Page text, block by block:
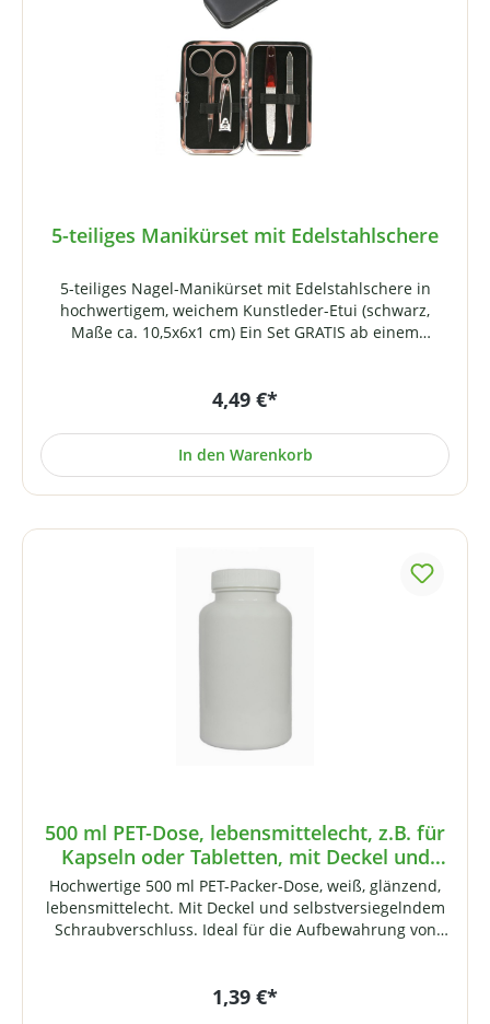
5-teiliges Manikürset mit Edelstahlschere
5-teiliges Nagel-Manikürset mit Edelstahlschere in
hochwertigem, weichem Kunstleder-Etui (schwarz,
Maße ca. 10,5x6x1 cm) Ein Set GRATIS ab einem
Warenkorb bei der Bestellabwicklung). * Bitte beachten
4,49 €*
In den Warenkorb
500 ml PET-Dose, lebensmittelecht, z.B. für
Kapseln oder Tabletten, mit Deckel und
Siegeleinlage
Hochwertige 500 ml PET-Packer-Dose, weiß, glänzend,
lebensmittelecht. Mit Deckel und selbstversiegelndem
Schraubverschluss. Ideal für die Aufbewahrung von
Versiegelung muss nicht genutzt werden. Um die Dose
1,39 €*